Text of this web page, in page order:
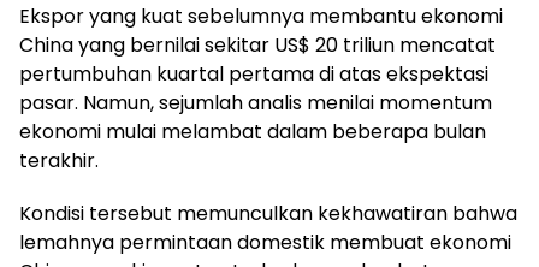
Ekspor yang kuat sebelumnya membantu ekonomi
China yang bernilai sekitar US$ 20 triliun mencatat
pertumbuhan kuartal pertama di atas ekspektasi
pasar. Namun, sejumlah analis menilai momentum
ekonomi mulai melambat dalam beberapa bulan
terakhir.
Kondisi tersebut memunculkan kekhawatiran bahwa
lemahnya permintaan domestik membuat ekonomi